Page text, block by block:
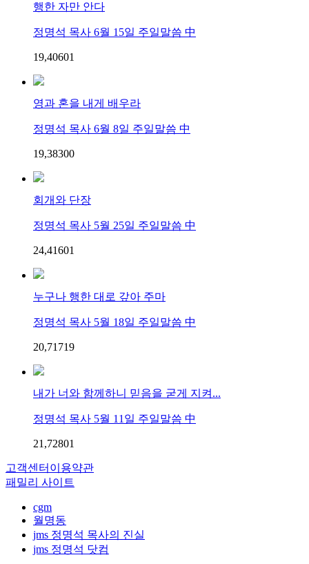
행한 자만 안다
정명석 목사 6월 15일 주일말씀 中
19,40601
영과 혼을 내게 배우라
정명석 목사 6월 8일 주일말씀 中
19,38300
회개와 단장
정명석 목사 5월 25일 주일말씀 中
24,41601
누구나 행한 대로 갚아 주마
정명석 목사 5월 18일 주일말씀 中
20,71719
내가 너와 함께하니 믿음을 굳게 지켜...
정명석 목사 5월 11일 주일말씀 中
21,72801
고객센터 이용약관
패밀리 사이트
cgm
월명동
jms 정명석 목사의 진실
jms 정명석 닷컴